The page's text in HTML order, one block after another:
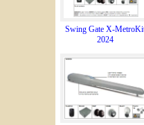
Swing Gate X-
2024